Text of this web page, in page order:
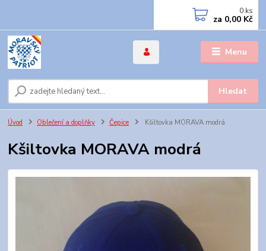
Menu
Hledat
0 ks
za 0,00 Kč
Úvod Oblečení a doplňky Čepice Kšiltovka MORAVA modrá
Kšiltovka MORAVA modrá